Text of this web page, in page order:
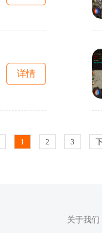
详情
1 2 3
关于我们